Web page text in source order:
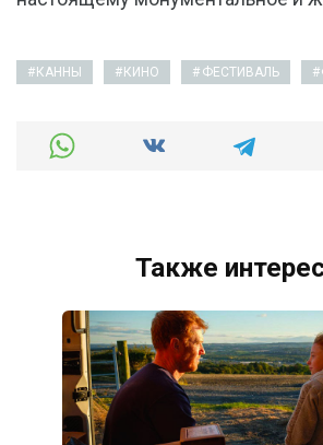
КАННЫ КИНО ФЕСТИВАЛЬ
Также